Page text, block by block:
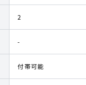
2
-
付帯可能